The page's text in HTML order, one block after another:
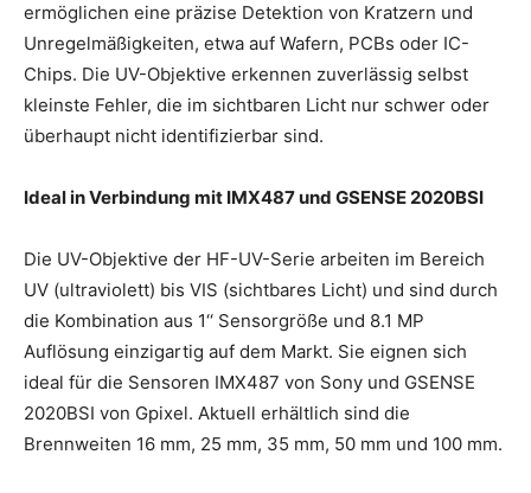
ermöglichen eine präzise Detektion von Kratzern und
Unregelmäßigkeiten, etwa auf Wafern, PCBs oder IC-
Chips. Die UV-Objektive erkennen zuverlässig selbst
kleinste Fehler, die im sichtbaren Licht nur schwer oder
überhaupt nicht identifizierbar sind.
Ideal in Verbindung mit IMX487 und GSENSE 2020BSI
Die UV-Objektive der HF-UV-Serie arbeiten im Bereich
UV (ultraviolett) bis VIS (sichtbares Licht) und sind durch
die Kombination aus 1‘‘ Sensorgröße und 8.1 MP
Auflösung einzigartig auf dem Markt. Sie eignen sich
ideal für die Sensoren IMX487 von Sony und GSENSE
2020BSI von Gpixel. Aktuell erhältlich sind die
Brennweiten 16 mm, 25 mm, 35 mm, 50 mm und 100 mm.